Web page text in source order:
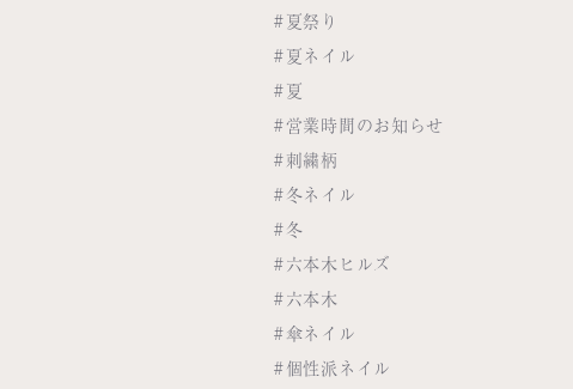
#夏祭り
#夏ネイル
#夏
#営業時間のお知らせ
#刺繍柄
#冬ネイル
#冬
#六本木ヒルズ
#六本木
#傘ネイル
#個性派ネイル